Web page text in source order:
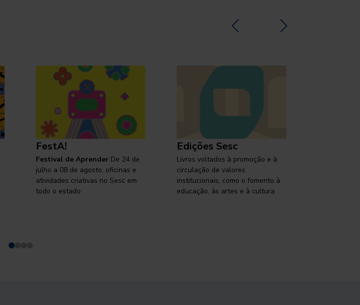
FestA!
Festival de Aprender De 24 de
julho a 08 de agosto, oficinas e
atividades criativas no Sesc em
todo o estado
Edições Sesc
Livros voltados à promoção e à
circulação de valores
institucionais, como o fomento à
educação, às artes e à cultura